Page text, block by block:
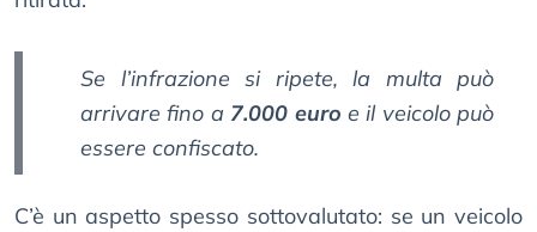
Se l’infrazione si ripete, la multa può
arrivare fino a 7.000 euro e il veicolo può
essere confiscato.
C’è un aspetto spesso sottovalutato: se un veicolo